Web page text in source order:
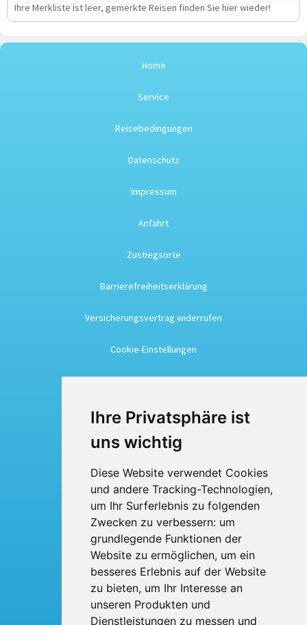
Ihre Privatsphäre ist
uns wichtig
Diese Website verwendet Cookies
und andere Tracking-Technologien,
um Ihr Surferlebnis zu folgenden
Zwecken zu verbessern: um
grundlegende Funktionen der
Website zu ermöglichen, um ein
besseres Erlebnis auf der Website
zu bieten, um Ihr Interesse an
unseren Produkten und
Dienstleistungen zu messen und
Ihre Merkliste ist leer, gemerkte Reisen finden Sie hier wieder!
Home
Service
Reisebedingungen
Datenschutz
Impressum
Anfahrt
Zustiegsorte
Barrierefreiheitserklärung
Versicherungsvertrag widerrufen
Cookie-Einstellungen
Busmiete
Über uns
Kontakt
BTI Bröskamp-Touristik International
Heinrich Bröskamp e. K.
Berliner Ring 53
33428 Harsewinkel
Telefon: 05247 - 9231-0
Fax: 05247 - 9231-31